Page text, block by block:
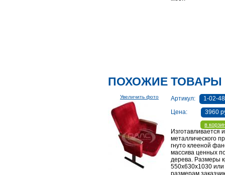
ПОХОЖИЕ ТОВАРЫ
Увеличить фото Артикул:
1-02-48
Цена:
3960
в
Изготавливается
металлического
гнуто клееной
массива ценных
дерева. Размеры
550х630х1030
размерам